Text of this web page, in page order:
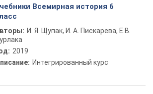
Всемирная история 6
И. Я. Щупак, И. А. Пискарева, Е.В.
2019
Интегрированный курс